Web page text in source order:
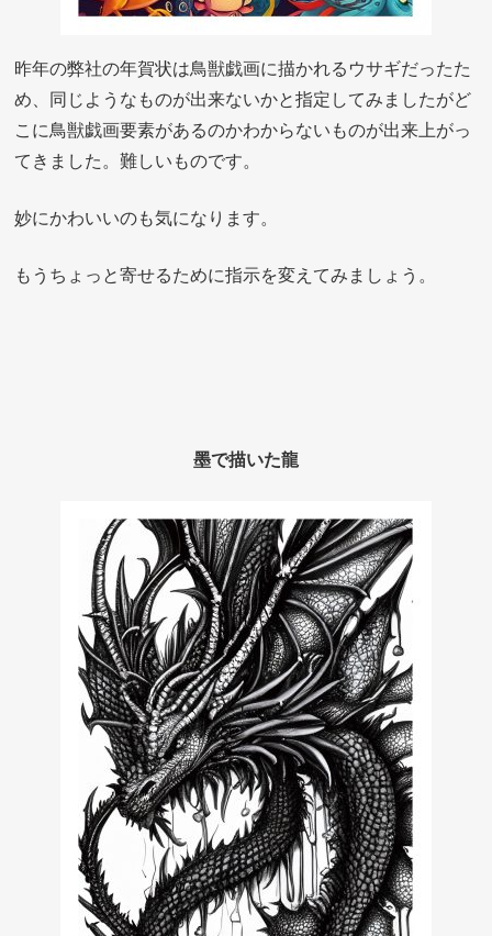
昨年の弊社の年賀状は鳥獣戯画に描かれるウサギだったた
め、同じようなものが出来ないかと指定してみましたがど
こに鳥獣戯画要素があるのかわからないものが出来上がっ
てきました。難しいものです。
妙にかわいいのも気になります。
もうちょっと寄せるために指示を変えてみましょう。
墨で描いた龍